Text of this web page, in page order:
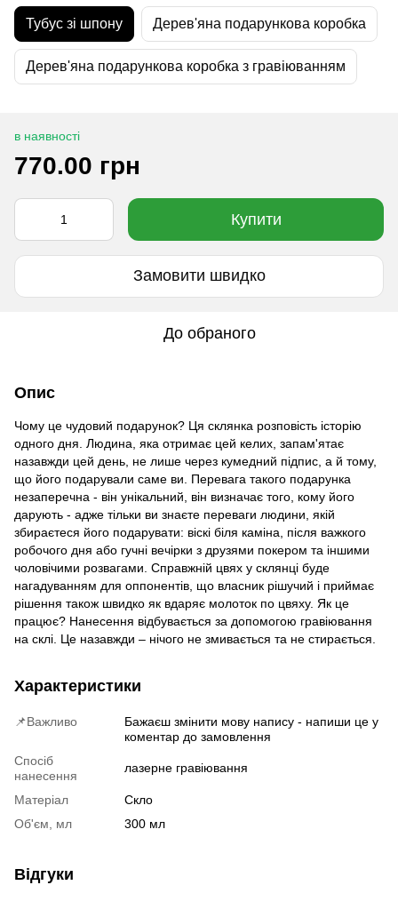
Тубус зі шпону Дерев'яна подарункова коробка
Дерев'яна подарункова коробка з гравіюванням
в наявності
770.00 грн
Купити
Замовити швидко
До обраного
Опис
Чому це чудовий подарунок? Ця склянка розповість історію
одного дня. Людина, яка отримає цей келих, запам'ятає
назавжди цей день, не лише через кумедний підпис, а й тому,
що його подарували саме ви. Перевага такого подарунка
незаперечна - він унікальний, він визначає того, кому його
дарують - адже тільки ви знаєте переваги людини, якій
збираєтеся його подарувати: віскі біля каміна, після важкого
робочого дня або гучні вечірки з друзями покером та іншими
чоловічими розвагами. Справжній цвях у склянці буде
нагадуванням для оппонентів, що власник рішучий і приймає
рішення також швидко як вдаряє молоток по цвяху. Як це
працює? Нанесення відбувається за допомогою гравіювання
на склі. Це назавжди – нічого не змивається та не стирається.
Характеристики
📌Важливо
Бажаєш змінити мову напису - напиши це у
коментар до замовлення
Спосіб
нанесення
лазерне гравіювання
Матеріал
Скло
Об'єм, мл
300 мл
Відгуки